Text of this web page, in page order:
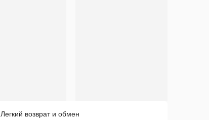
Легкий возврат и обмен